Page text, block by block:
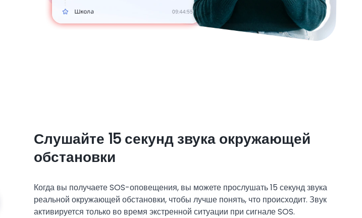
Слушайте 15 секунд звука окружающей
обстановки
Когда вы получаете SOS-оповещения, вы можете прослушать 15 секунд звука
реальной окружающей обстановки, чтобы лучше понять, что происходит. Звук
активируется только во время экстренной ситуации при сигнале SOS.